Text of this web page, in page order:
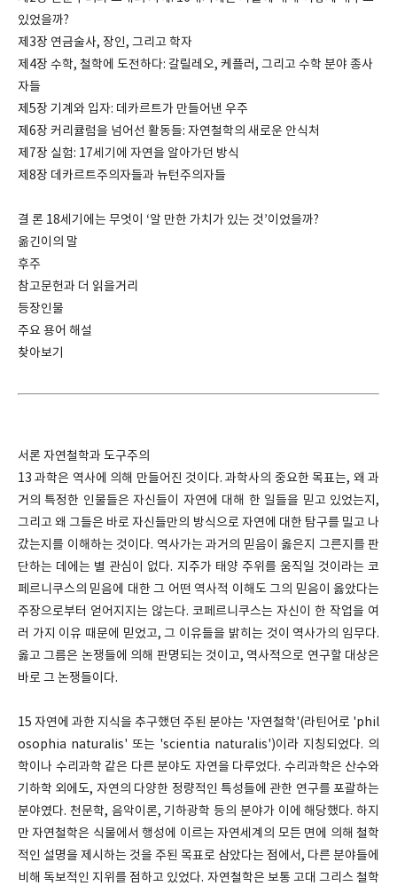
있었을까?
제3장 연금술사, 장인, 그리고 학자
제4장 수학, 철학에 도전하다: 갈릴레오, 케플러, 그리고 수학 분야 종사
자들
제5장 기계와 입자: 데카르트가 만들어낸 우주
제6장 커리큘럼을 넘어선 활동들: 자연철학의 새로운 안식처
제7장 실험: 17세기에 자연을 알아가던 방식
제8장 데카르트주의자들과 뉴턴주의자들
결 론 18세기에는 무엇이 ‘알 만한 가치가 있는 것’이었을까?
옮긴이의 말
후주
참고문헌과 더 읽을거리
등장인물
주요 용어 해설
찾아보기
서론 자연철학과 도구주의
13 과학은 역사에 의해 만들어진 것이다. 과학사의 중요한 목표는, 왜 과
거의 특정한 인물들은 자신들이 자연에 대해 한 일들을 믿고 있었는지,
그리고 왜 그들은 바로 자신들만의 방식으로 자연에 대한 탐구를 밀고 나
갔는지를 이해하는 것이다. 역사가는 과거의 믿음이 옳은지 그른지를 판
단하는 데에는 별 관심이 없다. 지주가 태양 주위를 움직일 것이라는 코
페르니쿠스의 믿음에 대한 그 어떤 역사적 이해도 그의 믿음이 옳았다는
주장으로부터 얻어지지는 않는다. 코페르니쿠스는 자신이 한 작업을 여
러 가지 이유 때문에 믿었고, 그 이유들을 밝히는 것이 역사가의 임무다.
옳고 그름은 논쟁들에 의해 판명되는 것이고, 역사적으로 연구할 대상은
바로 그 논쟁들이다.
15 자연에 과한 지식을 추구했던 주된 분야는 '자연철학'(라틴어로 'phil
osophia naturalis' 또는 'scientia naturalis')이라 지칭되었다. 의
학이나 수리과학 같은 다른 분야도 자연을 다루었다. 수리과학은 산수와
기하학 외에도, 자연의 다양한 정량적인 특성들에 관한 연구를 포괄하는
분야였다. 천문학, 음악이론, 기하광학 등의 분야가 이에 해당했다. 하지
만 자연철학은 식물에서 행성에 이르는 자연세계의 모든 면에 의해 철학
적인 설명을 제시하는 것을 주된 목표로 삼았다는 점에서, 다른 분야들에
비해 독보적인 지위를 점하고 있었다. 자연철학은 보통 고대 그리스 철학